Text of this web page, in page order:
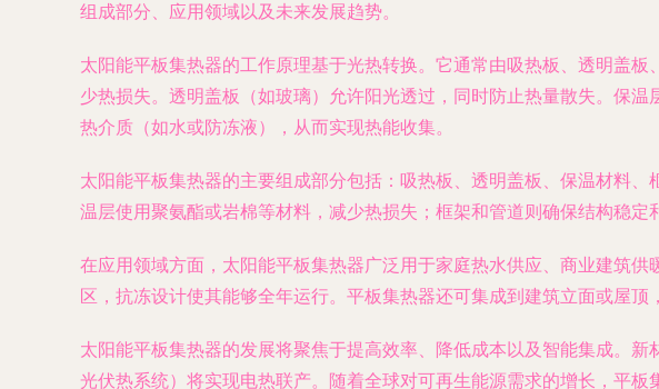
组成部分、应用领域以及未来发展趋势。
太阳能平板集热器的工作原理基于光热转换。它通常由吸热板、透明盖
少热损失。透明盖板（如玻璃）允许阳光透过，同时防止热量散失。保
热介质（如水或防冻液），从而实现热能收集。
太阳能平板集热器的主要组成部分包括：吸热板、透明盖板、保温材料
温层使用聚氨酯或岩棉等材料，减少热损失；框架和管道则确保结构稳
在应用领域方面，太阳能平板集热器广泛用于家庭热水供应、商业建筑
区，抗冻设计使其能够全年运行。平板集热器还可集成到建筑立面或屋顶
太阳能平板集热器的发展将聚焦于提高效率、降低成本以及智能集成。
光伏热系统）将实现电热联产。随着全球对可再生能源需求的增长，平板